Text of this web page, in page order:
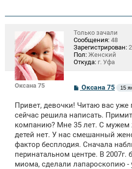
Оксана 75
Только зачали
Сообщения: 48
Зарегистрирован:
Пол: Женский
Откуда: г. Уфа
С
б
щ
е
н
и
Оксана 75 15
Привет, девочки! Читаю вас уже
сейчас решила написать.
компанию? Мне 35 лет. С мужем
детей нет. У нас смешанный
фактор бесплодия. Сначала
перинатальном центре. В 2007г.
миома, сделали лапароскопию -